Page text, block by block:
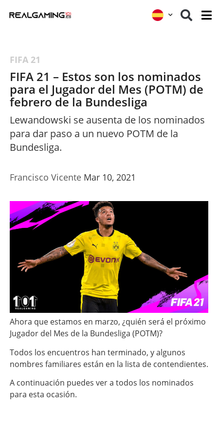
FIFA 21
FIFA 21 – Estos son los nominados
para el Jugador del Mes (POTM) de
febrero de la Bundesliga
Lewandowski se ausenta de los nominados
para dar paso a un nuevo POTM de la
Bundesliga.
Francisco Vicente Mar 10, 2021
Ahora que estamos en marzo, ¿quién será el próximo
Jugador del Mes de la Bundesliga (POTM)?
Todos los encuentros han terminado, y algunos
nombres familiares están en la lista de contendientes.
A continuación puedes ver a todos los nominados
para esta ocasión.